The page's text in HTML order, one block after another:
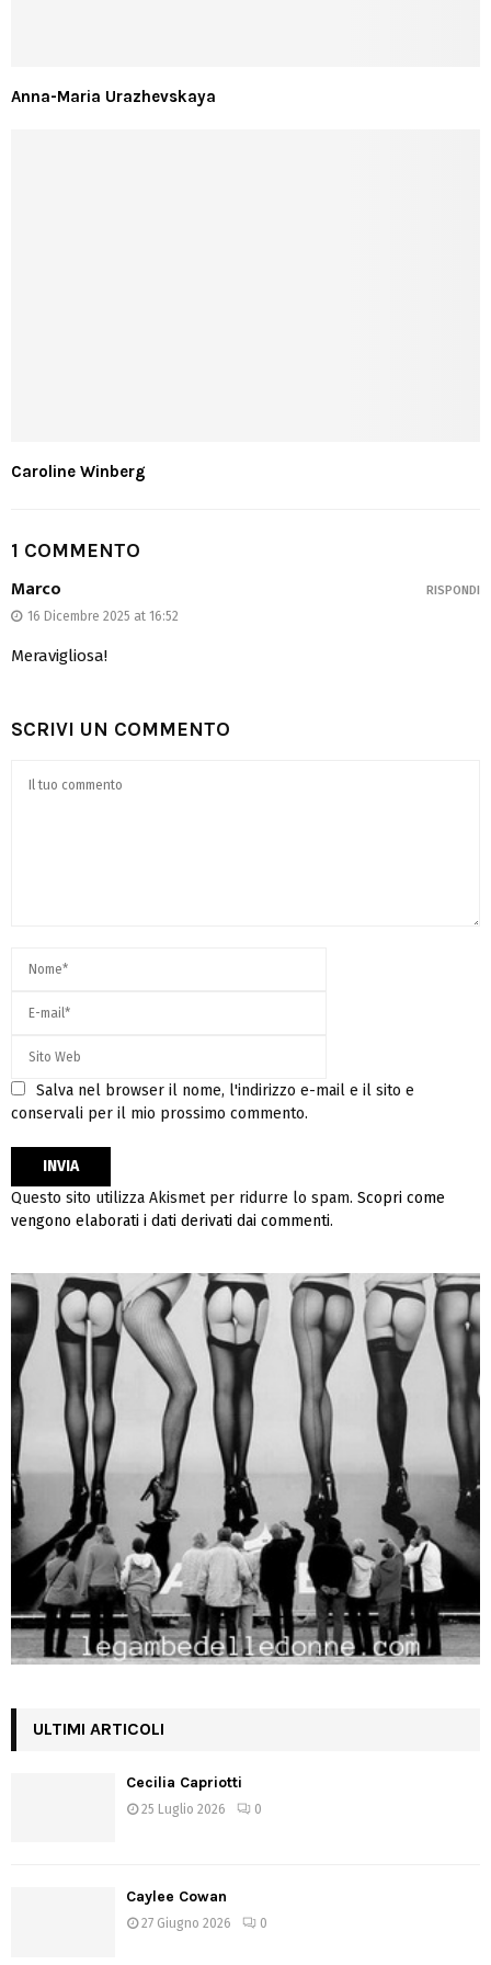
Anna-Maria Urazhevskaya
Caroline Winberg
1 COMMENTO
Marco
16 Dicembre 2025 at 16:52
Meravigliosa!
RISPONDI
SCRIVI UN COMMENTO
Salva nel browser il nome, l'indirizzo e-mail e il sito e
conservali per il mio prossimo commento.
Questo sito utilizza Akismet per ridurre lo spam. Scopri come
vengono elaborati i dati derivati dai commenti.
ULTIMI ARTICOLI
Cecilia Capriotti
25 Luglio 2026 0
Caylee Cowan
27 Giugno 2026 0